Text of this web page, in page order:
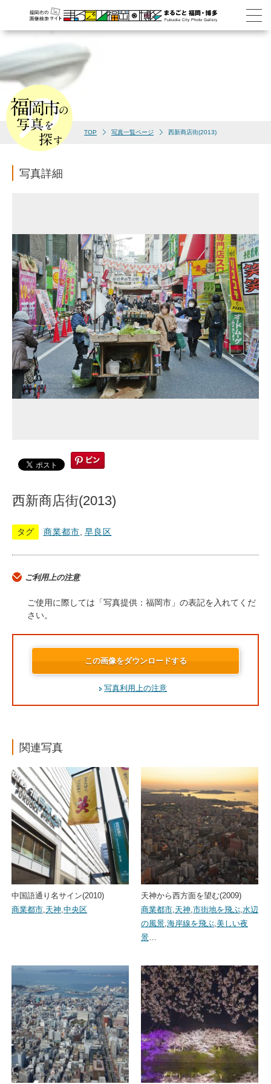
TOP 写真一覧ページ 西新商店街(2013)
写真詳細
西新商店街(2013)
タグ 商業都市 早良区
ご利用上の注意
ご使用に際しては「写真提供：福岡市」の表記を入れてくだ
さい。
この画像をダウンロードする
写真利用上の注意
関連写真
中国語通り名サイン(2010)
商業都市,天神,中央区
天神から西方面を望む(2009)
商業都市,天神,市街地を飛ぶ,水辺
の風景,海岸線を飛ぶ,美しい夜
景…